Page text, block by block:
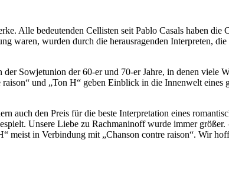
Alle bedeutenden Cellisten seit Pablo Casals haben die
waren, wurden durch die herausragenden Interpreten, die
Sowjetunion der 60-er und 70-er Jahre, in denen viele
und „Ton H“ geben Einblick in die Innenwelt eines
auch den Preis für die beste Interpretation eines
Unsere Liebe zu Rachmaninoff wurde immer
meist in Verbindung mit „Chanson contre raison“. Wir